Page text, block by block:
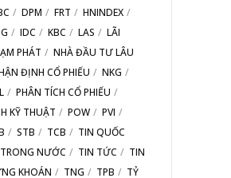
DPM FRT
HNINDEX
IDC KBC LAS
LÃI
PHÁT
NHÀ ĐẦU TƯ LÂU
ĐỊNH CỔ PHIẾU
NKG
PHÂN TÍCH CỔ PHIẾU
KỸ THUẬT
POW
PVI
STB TCB
TIN QUỐC
NƯỚC TIN TỨC
TIN
KHOÁN
TNG TPB
TỶ